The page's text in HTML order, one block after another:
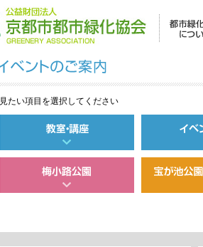
見たい項目を選択してください